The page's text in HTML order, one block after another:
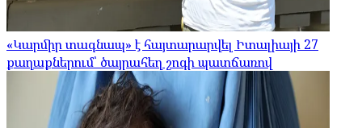
«Կարմիր տագնապ» է հայտարարվել Իտալիայի 27
քաղաքներում՝ ծայրահեղ շոգի պատճառով